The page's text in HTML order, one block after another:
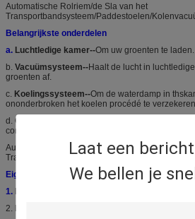
Laat een
We bellen je
Automatische Rolriem/de Sla van het
Transportbandsysteem/Paddestoelen/
Belangrijkste onderdelen
a. Luchtledige kamer--Om uw groenten te laden.
b. Vacuümsysteem--Haalt de lucht in
groenten af.
c. Koelingssysteem--Om de waterdamp in
ononderbroken het koelen procédé te
d. Controlesysteem-
controleren en te tonen.
Automatische Rolriem/de Sla van het
Transportbandsysteem/Paddestoelen/
Eigenschappen
1. Het groene Koelen:
2. Radily die koelen: